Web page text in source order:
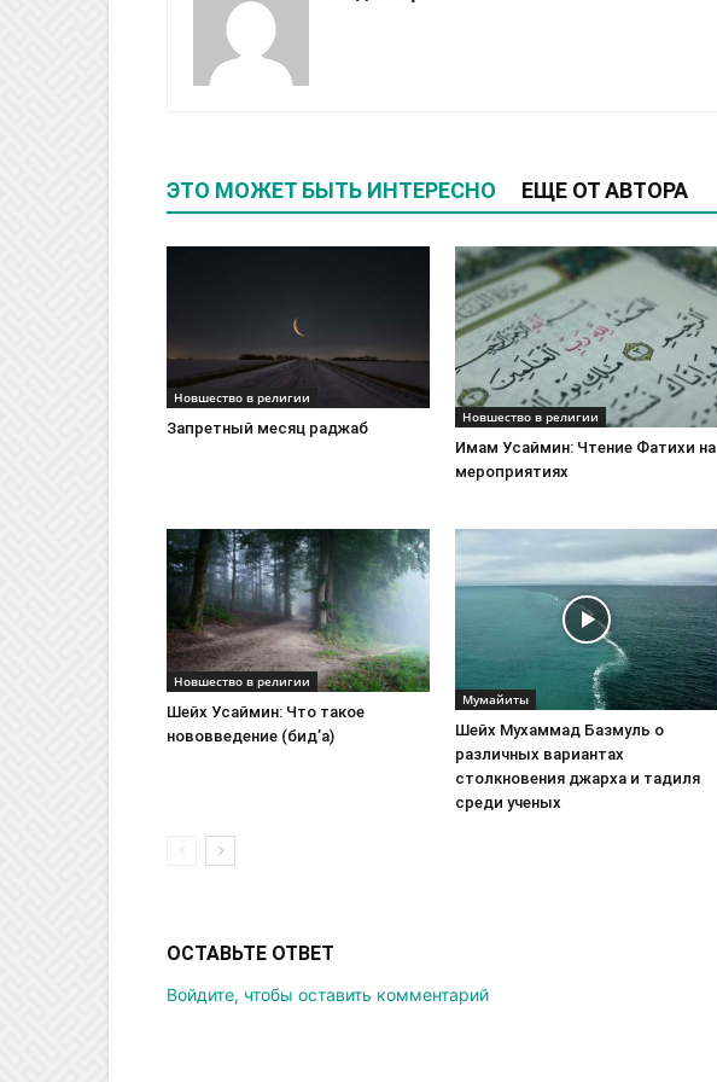
ЭТО МОЖЕТ БЫТЬ ИНТЕРЕСНО ЕЩЕ ОТ АВТОРА
Новшество в религии
Запретный месяц раджаб
Новшество в религии
Имам Усаймин: Чтение Фатихи на
мероприятиях
Новшество в религии
Шейх Усаймин: Что такое
нововведение (бид’а)
Mумайиты
Шейх Мухаммад Базмуль о
различных вариантах
столкновения джарха и тадиля
среди ученых
ОСТАВЬТЕ ОТВЕТ
Войдите, чтобы оставить комментарий